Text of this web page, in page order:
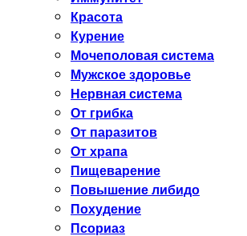
Красота
Курение
Мочеполовая система
Мужское здоровье
Нервная система
От грибка
От паразитов
От храпа
Пищеварение
Повышение либидо
Похудение
Псориаз